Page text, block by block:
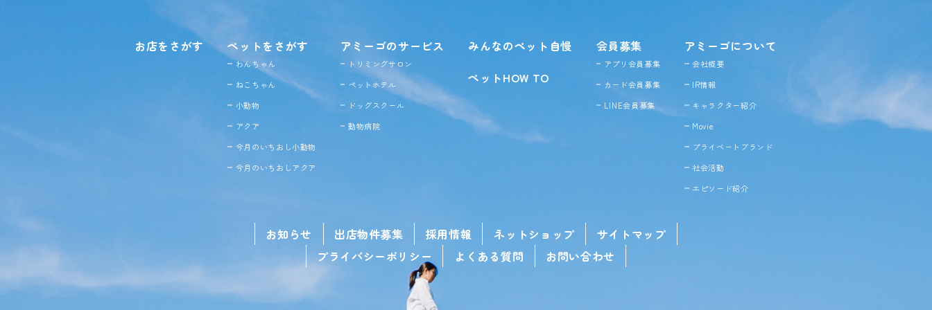
お店をさがす ペットをさがす
わんちゃん
ねこちゃん
小動物
アクア
今月のいちおし小動物
今月のいちおしアクア
アミーゴのサービス
トリミングサロン
ペットホテル
ドッグスクール
動物病院
みんなのペット自慢
ペットHOW TO
会員募集
アプリ会員募集
カード会員募集
LINE会員募集
アミーゴについて
会社概要
IR情報
キャラクター紹介
Movie
プライベートブランド
社会活動
エピソード紹介
お知らせ 出店物件募集 採用情報 ネットショップ
サイトマップ
プライバシーポリシー
よくある質問 お問い合わせ